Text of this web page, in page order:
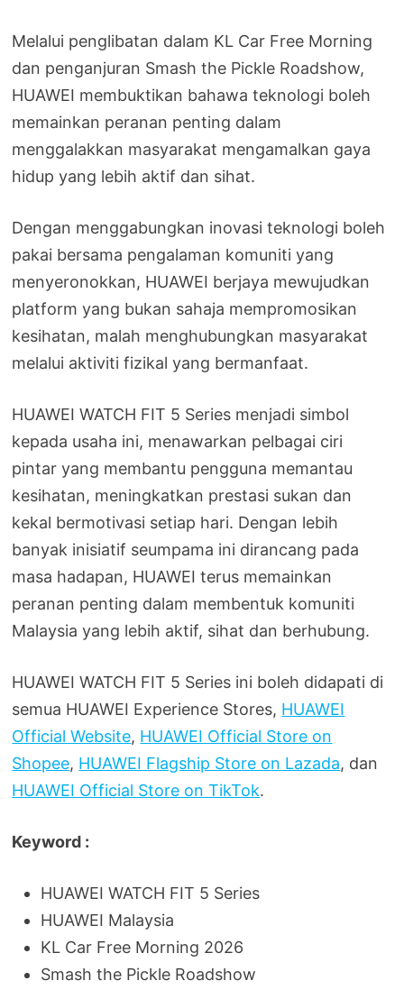
Melalui penglibatan dalam KL Car Free Morning
dan penganjuran Smash the Pickle Roadshow,
HUAWEI membuktikan bahawa teknologi boleh
memainkan peranan penting dalam
menggalakkan masyarakat mengamalkan gaya
hidup yang lebih aktif dan sihat.
Dengan menggabungkan inovasi teknologi boleh
pakai bersama pengalaman komuniti yang
menyeronokkan, HUAWEI berjaya mewujudkan
platform yang bukan sahaja mempromosikan
kesihatan, malah menghubungkan masyarakat
melalui aktiviti fizikal yang bermanfaat.
HUAWEI WATCH FIT 5 Series menjadi simbol
kepada usaha ini, menawarkan pelbagai ciri
pintar yang membantu pengguna memantau
kesihatan, meningkatkan prestasi sukan dan
kekal bermotivasi setiap hari. Dengan lebih
banyak inisiatif seumpama ini dirancang pada
masa hadapan, HUAWEI terus memainkan
peranan penting dalam membentuk komuniti
Malaysia yang lebih aktif, sihat dan berhubung.
HUAWEI WATCH FIT 5 Series ini boleh didapati di
semua HUAWEI Experience Stores, HUAWEI
Official Website, HUAWEI Official Store on
Shopee, HUAWEI Flagship Store on Lazada, dan
HUAWEI Official Store on TikTok.
Keyword :
HUAWEI WATCH FIT 5 Series
HUAWEI Malaysia
KL Car Free Morning 2026
Smash the Pickle Roadshow